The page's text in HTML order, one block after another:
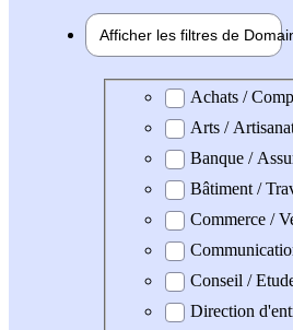
Afficher les filtres de
Domaine professionel
Achats /
Arts /
Banque /
Bâtiment /
Commerce /
Conseil /
Direction